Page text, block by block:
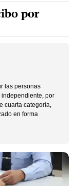
por
las personas
por
cuarta categoría,
en forma